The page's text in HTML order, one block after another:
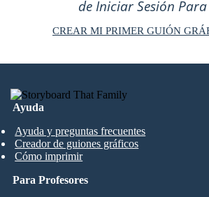
de Iniciar Sesión
CREAR MI PRIMER GUIÓN
Ayuda
Ayuda y preguntas frecuentes
Creador de guiones gráficos
Cómo imprimir
Para Profesores